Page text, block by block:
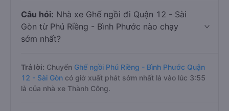
Câu hỏi: Nhà xe Ghế ngồi đi Quận 12 - Sài
Gòn từ Phú Riềng - Bình Phước nào chạy
sớm nhất?
Trả lời: Chuyến Ghế ngồi Phú Riềng - Bình Phước Quận
12 - Sài Gòn có giờ xuất phát sớm nhất là vào lúc 3:55
là của nhà xe Thành Công.